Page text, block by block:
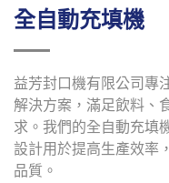
全自動充填機
益芳封口機有限公司專
解決方案，滿足飲料、
求。我們的全自動充填
設計用於提高生產效率
品質。